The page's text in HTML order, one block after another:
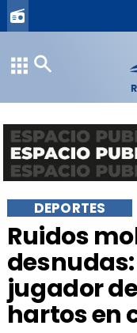
Ruidos
jugador
hartos en
DEPORTES